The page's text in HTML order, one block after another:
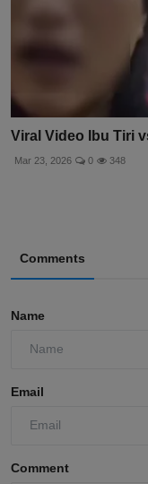
Viral Video Ibu Tiri
Mar 23, 2026 0 348
Comments
Name
Email
Comment